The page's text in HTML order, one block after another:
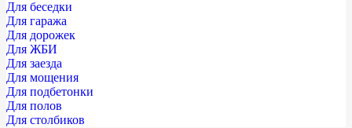
Для беседки
Для гаража
Для дорожек
Для ЖБИ
Для заезда
Для мощения
Для подбетонки
Для полов
Для столбиков